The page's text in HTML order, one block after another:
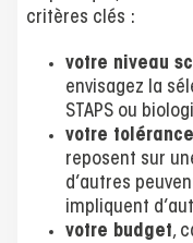
critères clés :
votre niveau
envisagez la
STAPS ou
votre
reposent sur
d’autres
impliquent
votre budget,